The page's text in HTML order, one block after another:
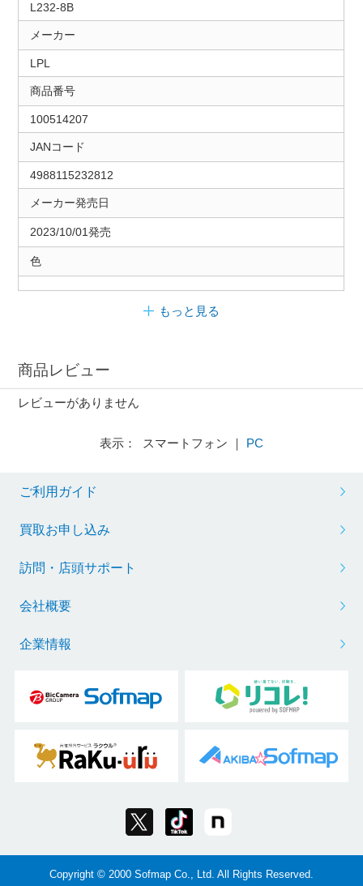
L232-8B
メーカー
LPL
商品番号
100514207
JANコード
4988115232812
メーカー発売日
2023/10/01発売
色
もっと見る
商品レビュー
レビューがありません
表示： スマートフォン ｜ PC
ご利用ガイド
買取お申し込み
訪問・店頭サポート
会社概要
企業情報
Copyright © 2000 Sofmap Co., Ltd. All Rights Reserved.